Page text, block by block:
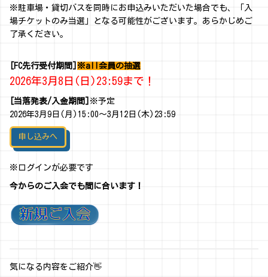
※駐車場・貸切バスを同時にお申込みいただいた場合でも、「入
場チケットのみ当選」となる可能性がございます。あらかじめご
了承ください。
[FC先行受付期間] ※all会員の抽選
2026年3月8日(日)23:59まで！
[当落発表/入金期間] ※予定
2026年3月9日(月)15:00～3月12日(木)23:59
申し込みへ
※ログインが必要です
今からのご入会でも間に合います！
気になる内容をご紹介👋